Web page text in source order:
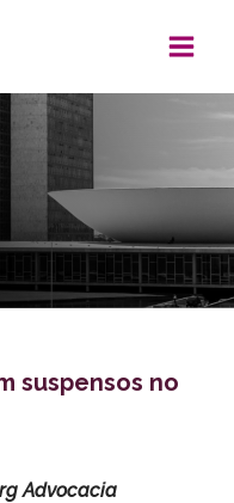
suspensos no
Advocacia